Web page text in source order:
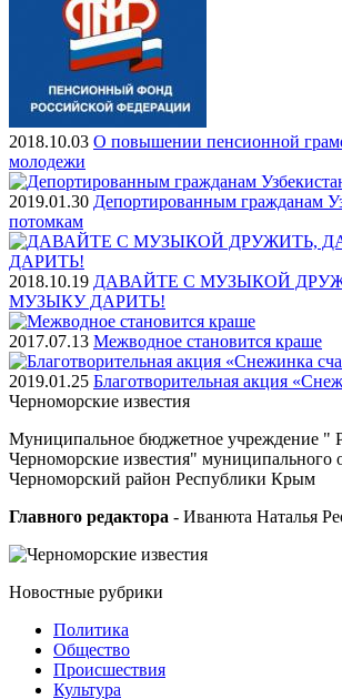
2018.10.03 О повышении пенсионной
молодежи
2019.01.30 Депортированным гражданам
потомкам
2018.10.19 ДАВАЙТЕ С МУЗЫКОЙ
МУЗЫКУ ДАРИТЬ!
2017.07.13 Межводное становится краше
2019.01.25 Благотворительная акция
Черноморские известия
Муниципальное бюджетное учреждение "
Черноморские известия" муниципального
Черноморский район Республики Крым
Главного редактора - Иванюта Наталья
Новостные рубрики
Политика
Общество
Проиcшествия
Культура